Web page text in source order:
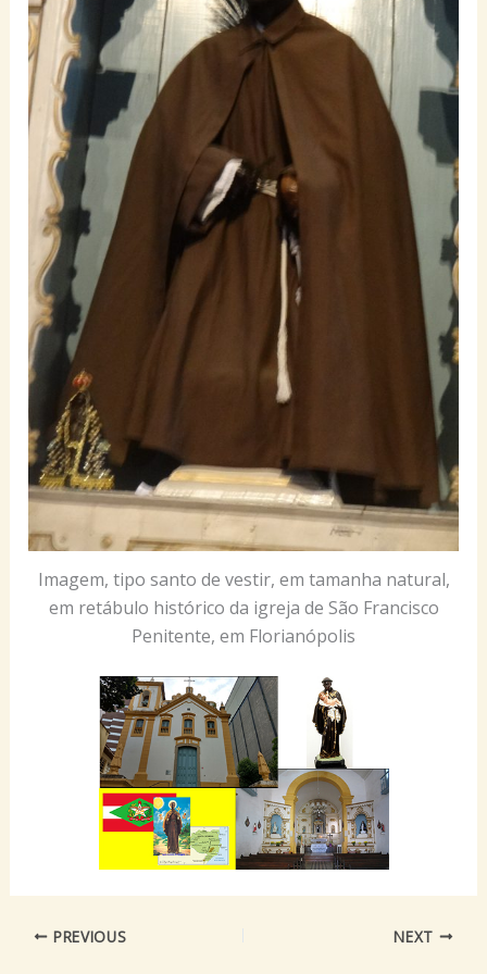
Imagem, tipo santo de vestir, em tamanha natural,
em retábulo histórico da igreja de São Francisco
Penitente, em Florianópolis
PREVIOUS NEXT